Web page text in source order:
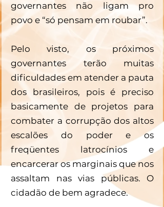
governantes não ligam pro
povo e “só pensam em roubar”.
Pelo visto, os próximos
governantes terão muitas
dificuldades em atender a pauta
dos brasileiros, pois é preciso
basicamente de projetos para
combater a corrupção dos altos
escalões do poder e os
freqüentes latrocínios e
encarcerar os marginais que nos
assaltam nas vias públicas. O
cidadão de bem agradece.